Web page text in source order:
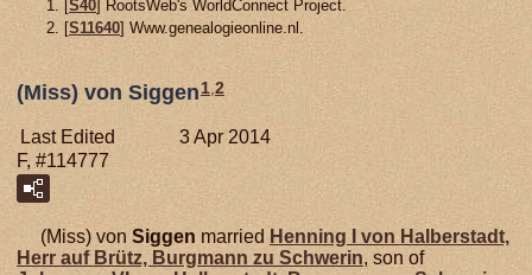
[S40] RootsWeb's WorldConnect Project.
[S11640] Www.genealogieonline.nl.
(Miss) von Siggen 1 2
Last Edited
3 Apr 2014
F, #114777
(Miss) von Siggen married Henning I von Halberstadt,
Herr auf Brütz, Burgmann zu Schwerin, son of